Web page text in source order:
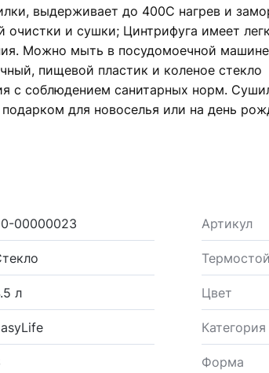
выдерживает до 400С нагрев и
очистки и сушки; Цинтрифуга имеет
Можно мыть в посудомоечной
пищевой пластик и коленое стекло
с соблюдением санитарных норм.
для новоселья или на день
00000023
л
Артикул
Цвет
Категория
Форма